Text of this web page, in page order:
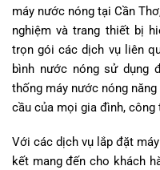
máy nước nóng tại Cần
nghiệm và trang thiết bị
trọn gói các dịch vụ liên
bình nước nóng sử dụng
thống máy nước nóng
cầu của mọi gia đình, công
Với các dịch vụ lắp đặt
kết mang đến cho khách